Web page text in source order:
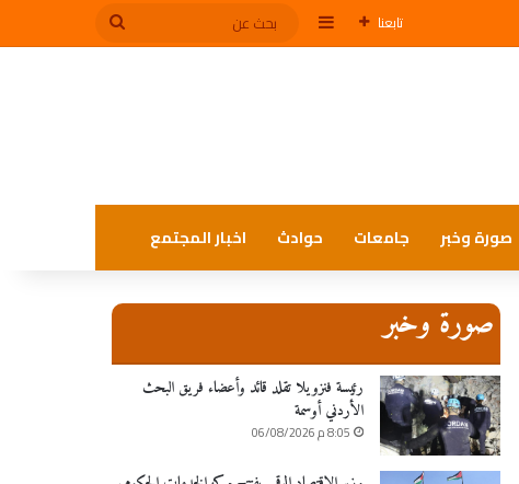
تابعنا إضافة عمود جانبي
بحث
صورة وخبر جامعات حوادث اخبار المجتمع
صورة وخبر
رئيسة فنزويلا تقلد قائد وأعضاء فريق البحث
الأردني أوسمة
8:05 م 06/08/2026